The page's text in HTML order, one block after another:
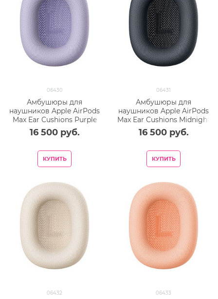
06430
Амбушюры для
наушников Apple AirPods
Max Ear Cushions Purple
16 500 руб.
КУПИТЬ
06431
Амбушюры для
наушников Apple AirPods
Max Ear Cushions Midnight
16 500 руб.
КУПИТЬ
06432 06433